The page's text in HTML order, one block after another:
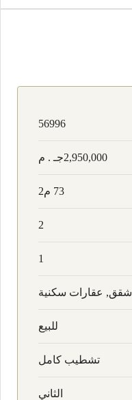
56996
2,950,000جـ . م
73 م2
2
1
شقق, عقارات سكنية
للبيع
تشطيب كامل
الثاني